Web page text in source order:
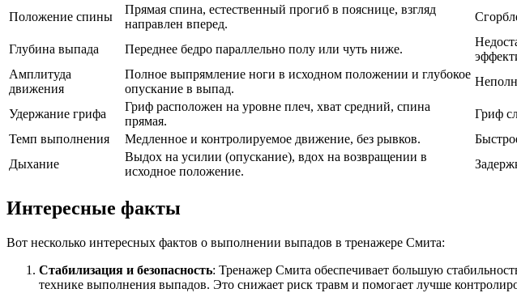
Положение спины
Прямая спина, естественный прогиб в пояснице, взгляд
направлен вперед.
Глубина выпада Переднее бедро параллельно полу или чуть ниже.
Амплитуда
движения
Полное выпрямление ноги в исходном положении и глубокое
опускание в выпад.
Удержание грифа
Гриф расположен на уровне плеч, хват средний, спина
прямая.
Гриф
Темп выполнения
Медленное и контролируемое движение, без рывков.
Дыхание
Выдох на усилии (опускание), вдох на возвращении в
исходное положение.
Интересные факты
Вот несколько интересных фактов о выполнении выпадов в тренажере Смита:
Стабилизация и безопасность: Тренажер Смита обеспечивает большую
технике выполнения выпадов. Это снижает риск травм и помогает лучше